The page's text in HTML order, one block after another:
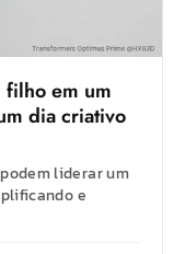
filho em um
dia criativo
liderar um
e